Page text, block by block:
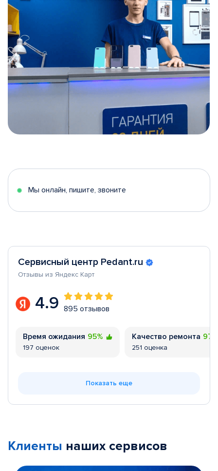
5
Мы онлайн, пишите, звоните
Сервисный центр Pedant.ru
Отзывы из Яндекс Карт
4.9 895 отзывов
Время ожидания 95%
197 оценок
Качество ремонта
251 оценка
Показать еще
Клиенты наших сервисов